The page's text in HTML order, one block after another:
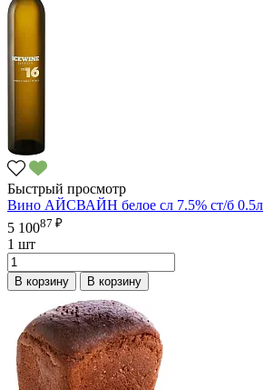
Быстрый просмотр
Вино АЙСВАЙН белое сл 7.5% ст/б 0.5л
5 10087 ₽
1 шт
В корзину В корзину